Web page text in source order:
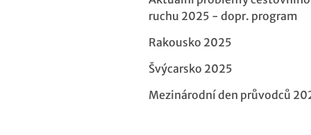
ruchu 2025 - dopr. program
Rakousko 2025
Švýcarsko 2025
Mezinárodní den průvodců